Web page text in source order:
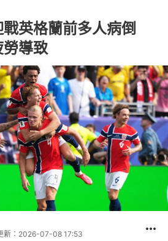
戰英格蘭前多人病倒
導致
新： 2026-07-08 17:53